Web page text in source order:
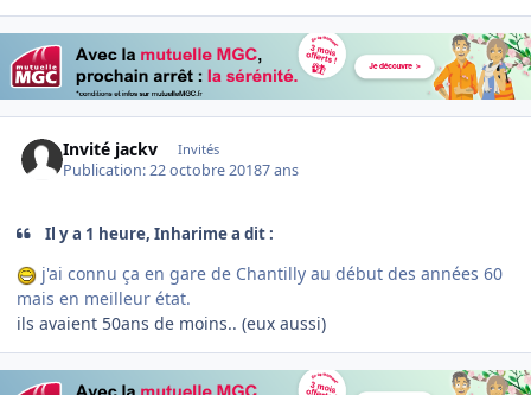
Invité jackv Invités
Publication:22 octobre 20187 ans
Il y a 1 heure, Inharime a dit :
j'ai connu ça en gare de Chantilly au début des années 60
mais en meilleur état.
ils avaient 50ans de moins.. (eux aussi)